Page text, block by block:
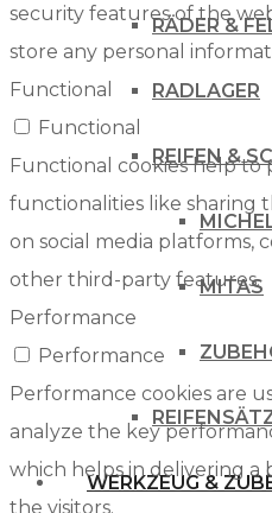
RÄDER &
RADLAGER
REIFEN &
MITAS
WERKZEUG &
security features of the
store any personal
Functional
Functional
Functional cookies help to
functionalities like sharing
on social media platforms,
other third-party features.
Performance
Performance
Performance cookies are
analyze the key
which helps in delivering
the visitors.